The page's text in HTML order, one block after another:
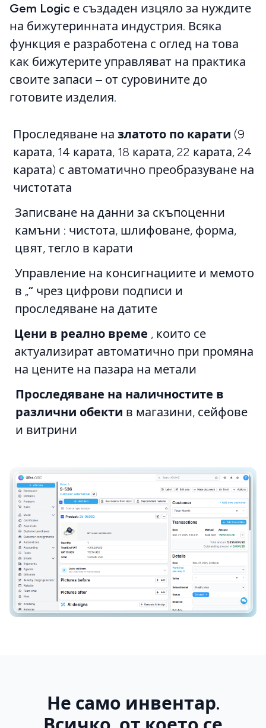
Gem Logic е създаден изцяло за нуждите
на бижутеринната индустрия. Всяка
функция е разработена с оглед на това
как бижутерите управляват на практика
своите запаси – от суровините до
готовите изделия.
Проследяване назлатото по карати (9
карата, 14 карата, 18 карата, 22 карата, 24
карата) с автоматично преобразуване на
чистотата
Записване на данни за скъпоценни
камъни : чистота, шлифоване, форма,
цвят, тегло в карати
Управление на консигнациите и мемото
в „“ чрез цифрови подписи и
проследяване на датите
Цени в реално време , които се
актуализират автоматично при промяна
на цените на пазара на метали
Проследяване на наличностите в
различни обекти в магазини, сейфове
и витрини
Не само инвентар.